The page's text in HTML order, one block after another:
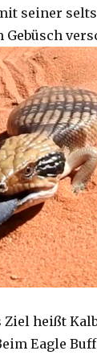
seiner
Gebüsch
Ziel heißt
Eagle